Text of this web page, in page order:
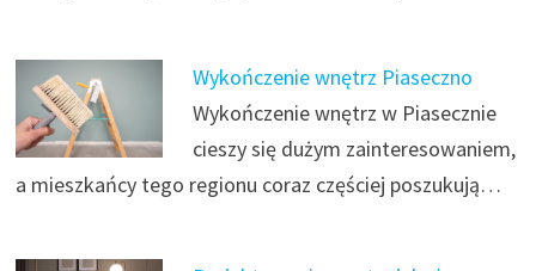
Wykończenie wnętrz Piaseczno
Wykończenie wnętrz w Piasecznie
cieszy się dużym zainteresowaniem,
a mieszkańcy tego regionu coraz częściej poszukują…